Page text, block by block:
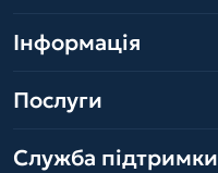
Інформація
Послуги
Служба підтримки